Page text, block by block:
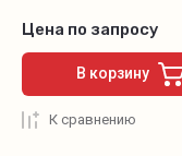
Цена по запросу
В корзину
К сравнению